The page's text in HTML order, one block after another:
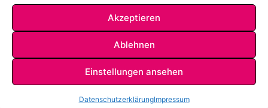
Akzeptieren
Ablehnen
Einstellungen ansehen
DatenschutzerklärungImpressum
DATENSCHUTZKONTAKT